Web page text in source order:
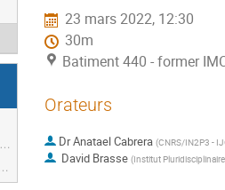
23 mars 2022, 12:30
30m
Batiment 440 - former
Orateurs
DrAnatael Cabrera (CNRS/IN2P3 -
David Brasse (Institut